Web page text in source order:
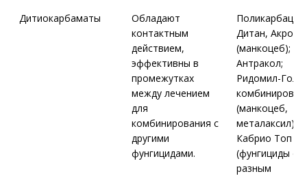
Дитиокарбаматы
Обладают
контактным
действием,
эффективны в
промежутках
между лечением
для
комбинирования с
другими
фунгицидами.
Поликарбацин;
Дитан,
(манкоцеб);
Антракол;
Ридомил-Голд
(манкоцеб,
металаксил);
Кабрио Топ
(фунгициды с
разным